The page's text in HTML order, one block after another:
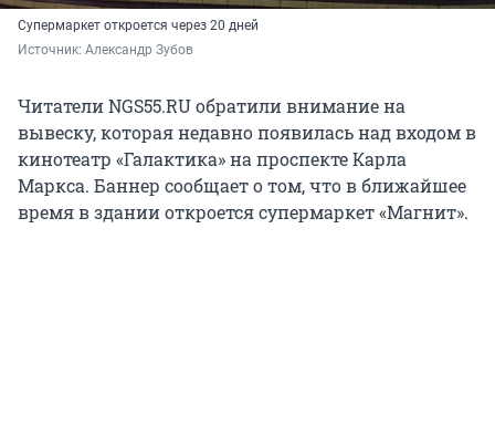
Супермаркет откроется через 20 дней
Источник: Александр Зубов
Читатели NGS55.RU обратили внимание на
вывеску, которая недавно появилась над входом в
кинотеатр «Галактика» на проспекте Карла
Маркса. Баннер сообщает о том, что в ближайшее
время в здании откроется супермаркет «Магнит».